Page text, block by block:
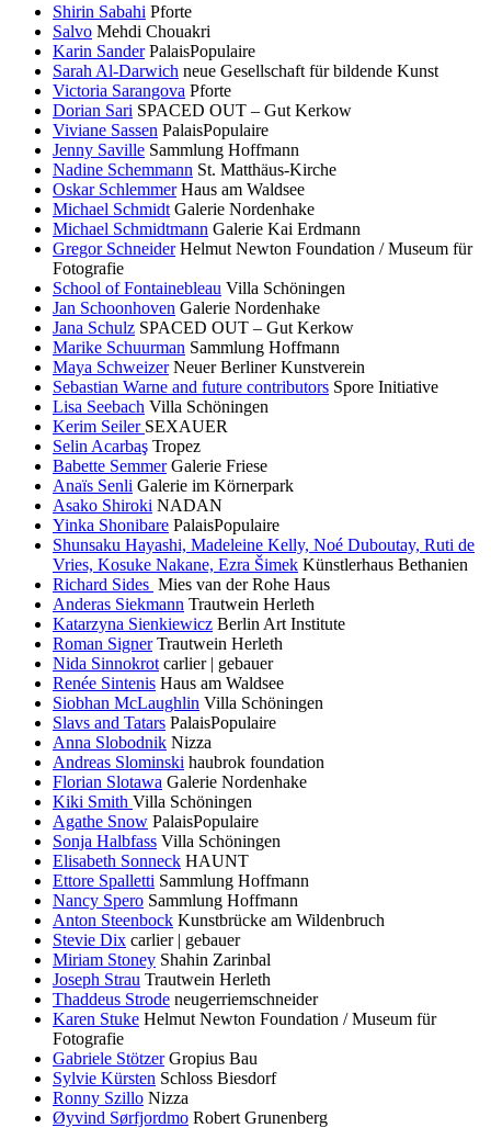
Shirin Sabahi Pforte
Salvo Mehdi Chouakri
Karin Sander PalaisPopulaire
Sarah Al-Darwich neue Gesellschaft für bildende Kunst
Victoria Sarangova Pforte
Dorian Sari SPACED OUT – Gut Kerkow
Viviane Sassen PalaisPopulaire
Jenny Saville Sammlung Hoffmann
Nadine Schemmann St. Matthäus-Kirche
Oskar Schlemmer Haus am Waldsee
Michael Schmidt Galerie Nordenhake
Michael Schmidtmann Galerie Kai Erdmann
Gregor Schneider Helmut Newton Foundation / Museum für
Fotografie
School of Fontainebleau Villa Schöningen
Jan Schoonhoven Galerie Nordenhake
Jana Schulz SPACED OUT – Gut Kerkow
Marike Schuurman Sammlung Hoffmann
Maya Schweizer Neuer Berliner Kunstverein
Sebastian Warne and future contributors Spore Initiative
Lisa Seebach Villa Schöningen
Kerim Seiler SEXAUER
Selin Acarbaş Tropez
Babette Semmer Galerie Friese
Anaïs Senli Galerie im Körnerpark
Asako Shiroki NADAN
Yinka Shonibare PalaisPopulaire
Shunsaku Hayashi, Madeleine Kelly, Noé Duboutay, Ruti de
Vries, Kosuke Nakane, Ezra Šimek Künstlerhaus Bethanien
Richard Sides Mies van der Rohe Haus
Anderas Siekmann Trautwein Herleth
Katarzyna Sienkiewicz Berlin Art Institute
Roman Signer Trautwein Herleth
Nida Sinnokrot carlier | gebauer
Renée Sintenis Haus am Waldsee
Siobhan McLaughlin Villa Schöningen
Slavs and Tatars PalaisPopulaire
Anna Slobodnik Nizza
Andreas Slominski haubrok foundation
Florian Slotawa Galerie Nordenhake
Kiki Smith Villa Schöningen
Agathe Snow PalaisPopulaire
Sonja Halbfass Villa Schöningen
Elisabeth Sonneck HAUNT
Ettore Spalletti Sammlung Hoffmann
Nancy Spero Sammlung Hoffmann
Anton Steenbock Kunstbrücke am Wildenbruch
Stevie Dix carlier | gebauer
Miriam Stoney Shahin Zarinbal
Joseph Strau Trautwein Herleth
Thaddeus Strode neugerriemschneider
Karen Stuke Helmut Newton Foundation / Museum für
Fotografie
Gabriele Stötzer Gropius Bau
Sylvie Kürsten Schloss Biesdorf
Ronny Szillo Nizza
Øyvind Sørfjordmo Robert Grunenberg